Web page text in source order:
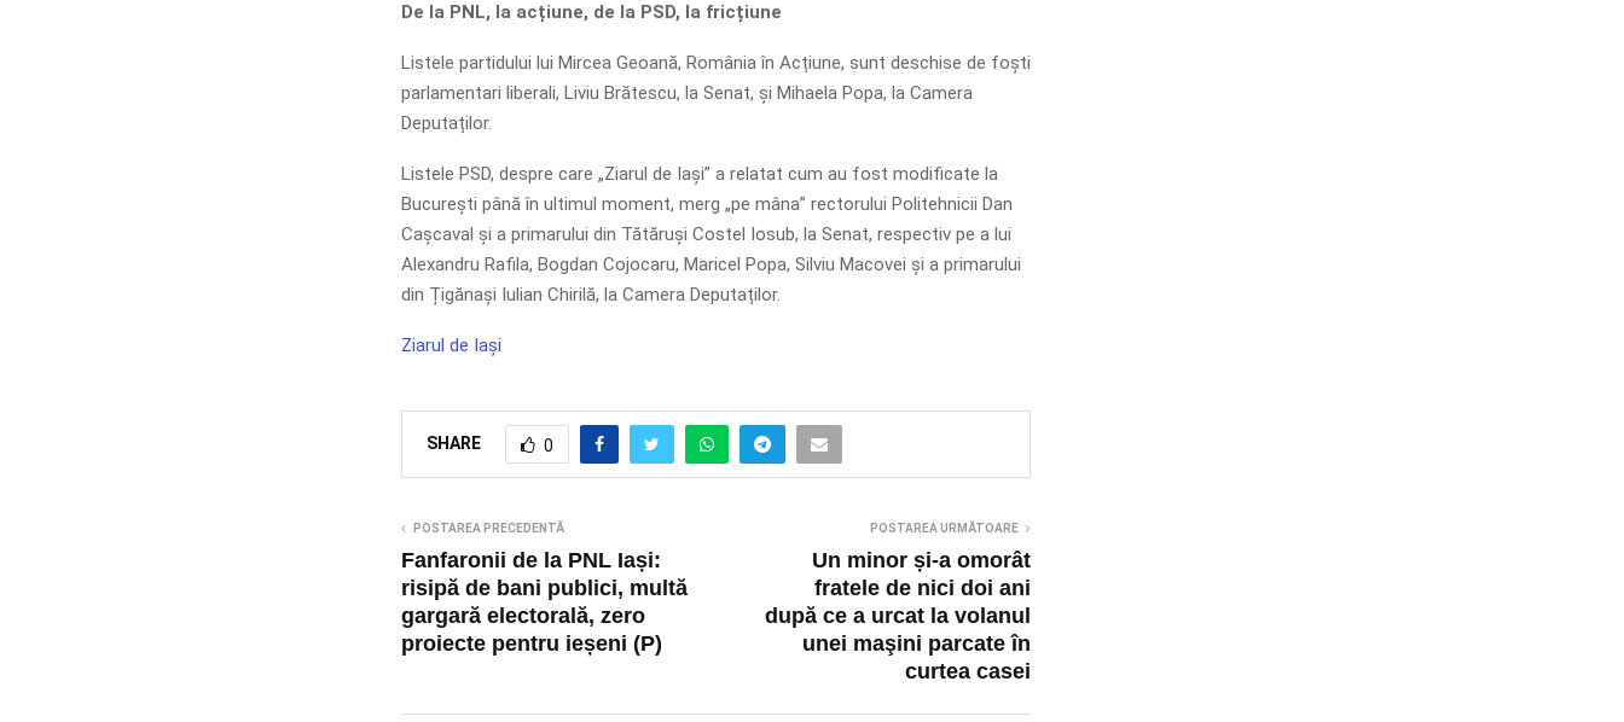
De la PNL, la acțiune, de la PSD, la fricțiune
Listele partidului lui Mircea Geoană, România în Acțiune, sunt deschise de foști
parlamentari liberali, Liviu Brătescu, la Senat, și Mihaela Popa, la Camera
Deputaților.
Listele PSD, despre care „Ziarul de Iași” a relatat cum au fost modificate la
București până în ultimul moment, merg „pe mâna” rectorului Politehnicii Dan
Cașcaval și a primarului din Tătăruși Costel Iosub, la Senat, respectiv pe a lui
Alexandru Rafila, Bogdan Cojocaru, Maricel Popa, Silviu Macovei și a primarului
din Țigănași Iulian Chirilă, la Camera Deputaților.
Ziarul de Iași
SHARE 0
POSTAREA PRECEDENTĂ
Fanfaronii de la PNL Iași:
risipă de bani publici, multă
gargară electorală, zero
proiecte pentru ieșeni (P)
POSTAREA URMĂTOARE
Un minor și-a omorât
fratele de nici doi ani
după ce a urcat la volanul
unei maşini parcate în
curtea casei